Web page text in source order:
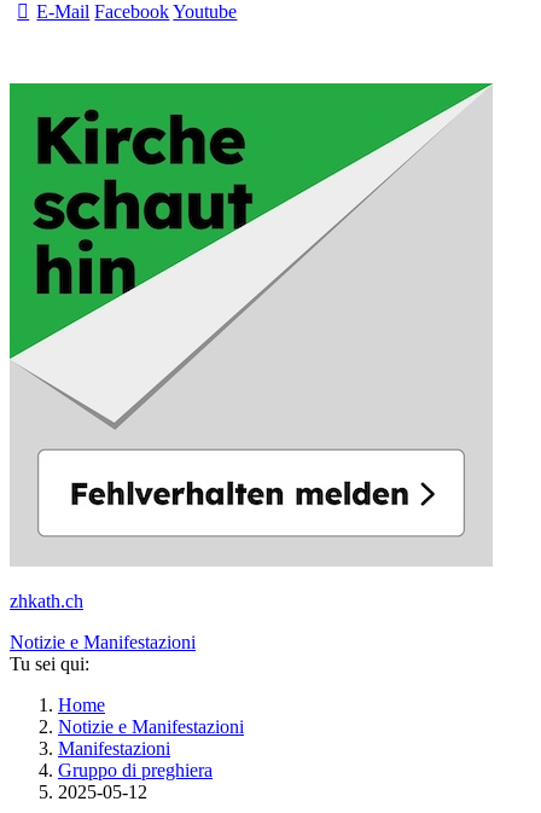
E-Mail FacebookYoutube
zhkath.ch
Notizie e Manifestazioni
Tu sei qui:
Home
Notizie e Manifestazioni
Manifestazioni
Gruppo di preghiera
2025-05-12